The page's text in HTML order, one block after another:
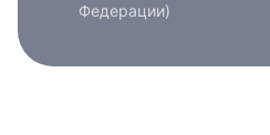
Федерации)